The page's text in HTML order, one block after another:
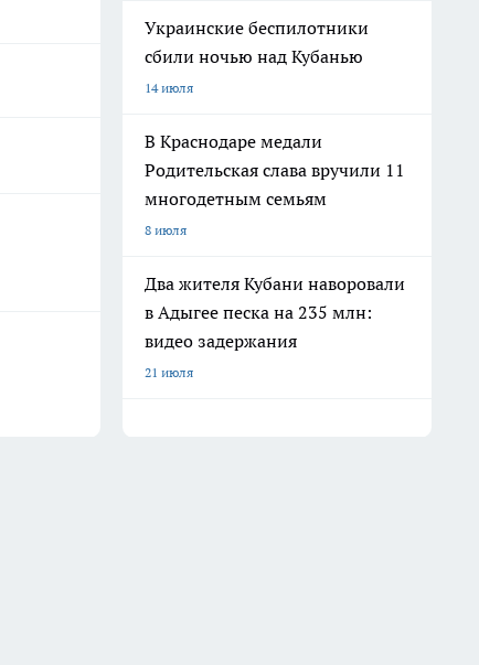
Украинские беспилотники
сбили ночью над Кубанью
14 июля
В Краснодаре медали
Родительская слава вручили 11
многодетным семьям
8 июля
Два жителя Кубани наворовали
в Адыгее песка на 235 млн:
видео задержания
21 июля